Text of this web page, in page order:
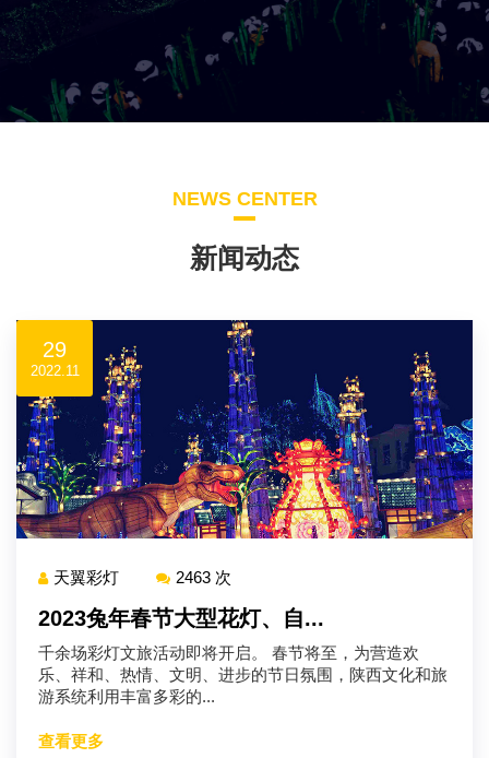
NEWS CENTER
新闻动态
29
2022.11
天翼彩灯 2463 次
2023兔年春节大型花灯、自...
千余场彩灯文旅活动即将开启。 春节将至，为营造欢
乐、祥和、热情、文明、进步的节日氛围，陕西文化和旅
游系统利用丰富多彩的...
查看更多